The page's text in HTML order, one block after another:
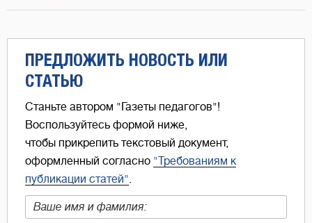
ПРЕДЛОЖИТЬ НОВОСТЬ ИЛИ
СТАТЬЮ
Станьте автором "Газеты педагогов"!
Воспользуйтесь формой ниже,
чтобы прикрепить текстовый документ,
оформленный согласно "Требованиям к
публикации статей".